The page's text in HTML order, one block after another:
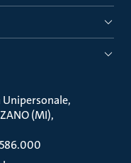
Unipersonale
(MI)